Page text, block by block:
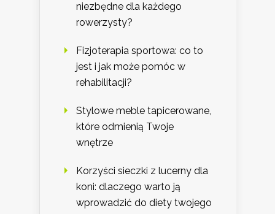
niezbędne dla każdego
rowerzysty?
Fizjoterapia sportowa: co to
jest i jak może pomóc w
rehabilitacji?
Stylowe meble tapicerowane,
które odmienią Twoje
wnętrze
Korzyści sieczki z lucerny dla
koni: dlaczego warto ją
wprowadzić do diety twojego